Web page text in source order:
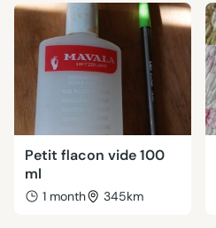
Petit flacon vide 100
ml
1 month 345km